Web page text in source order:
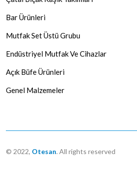
Bar Ürünleri
Mutfak Set Üstü Grubu
Endüstriyel Mutfak Ve Cihazlar
Açık Büfe Ürünleri
Genel Malzemeler
© 2022, Otesan. All rights reserved